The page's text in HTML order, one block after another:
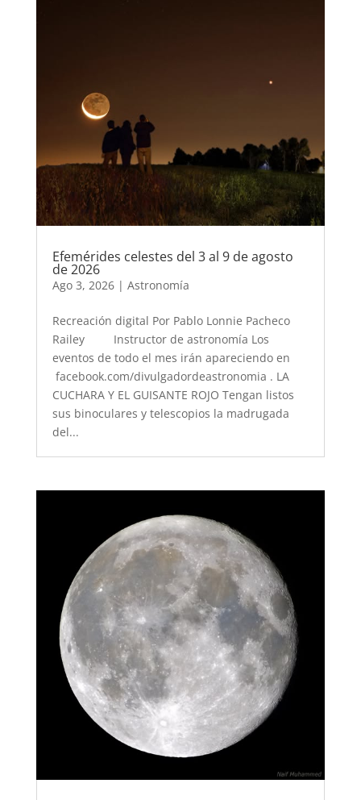
Efemérides celestes del 3 al 9 de agosto
de 2026
Ago 3, 2026| Astronomía
Recreación digital Por Pablo Lonnie Pacheco
Railey Instructor de astronomía Los
eventos de todo el mes irán apareciendo en
facebook.com/divulgadordeastronomia . LA
CUCHARA Y EL GUISANTE ROJO Tengan listos
sus binoculares y telescopios la madrugada
del...